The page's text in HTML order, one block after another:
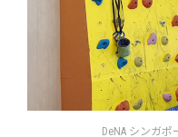
DeNA シンガ